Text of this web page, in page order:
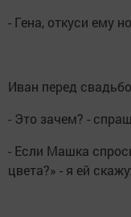
- Гена, откуси ему
Иван перед
- Это зачем? -
- Если Машка
цвета?» - я ей